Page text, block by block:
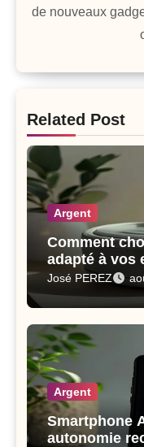
de nouveaux
Related Post
Argent
Comment
adapté à vos
José PEREZ
Argent
Smartphone
autonomie